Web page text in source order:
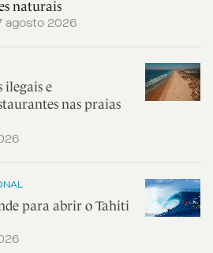
naturais
agosto 2026
ilegais e
nas praias
para abrir o Tahiti